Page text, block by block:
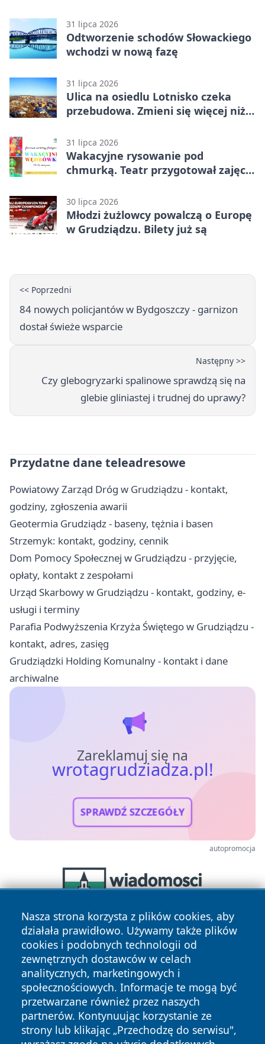
końcówce
31 lipca 2026
Odtworzenie schodów Słowackiego
wchodzi w nową fazę
31 lipca 2026
Ulica na osiedlu Lotnisko czeka
przebudowa. Zmieni się więcej niż
31 lipca 2026
Wakacyjne rysowanie pod
chmurką. Teatr przygotował zajęcia
30 lipca 2026
Młodzi żużlowcy powalczą o Europę
w Grudziądzu. Bilety już są
<< Poprzedni
84 nowych policjantów w Bydgoszczy - garnizon
dostał świeże wsparcie
Następny >>
Czy glebogryzarki spalinowe sprawdzą się na
glebie gliniastej i trudnej do uprawy?
Przydatne dane teleadresowe
Powiatowy Zarząd Dróg w Grudziądzu - kontakt,
godziny, zgłoszenia awarii
Geotermia Grudziądz - baseny, tężnia i basen
Strzemyk: kontakt, godziny, cennik
Dom Pomocy Społecznej w Grudziądzu - przyjęcie,
opłaty, kontakt z zespołami
Urząd Skarbowy w Grudziądzu - kontakt, godziny, e-
usługi i terminy
Parafia Podwyższenia Krzyża Świętego w Grudziądzu -
kontakt, adres, zasięg
Grudziądzki Holding Komunalny - kontakt i dane
archiwalne
Zareklamuj się na
wrotagrudziadza.pl!
SPRAWDŹ SZCZEGÓŁY
autopromocja
Nasza strona korzysta z plików cookies, aby
działała prawidłowo. Używamy także plików
cookies i podobnych technologii od
zewnętrznych dostawców w celach
analitycznych, marketingowych i
społecznościowych. Informacje te mogą być
przetwarzane również przez naszych
partnerów. Kontynuując korzystanie ze
strony lub klikając „Przechodzę do serwisu",
Copyright © 2026 wrotagrudziadza.pl Wszystkie prawa
zastrzeżone.